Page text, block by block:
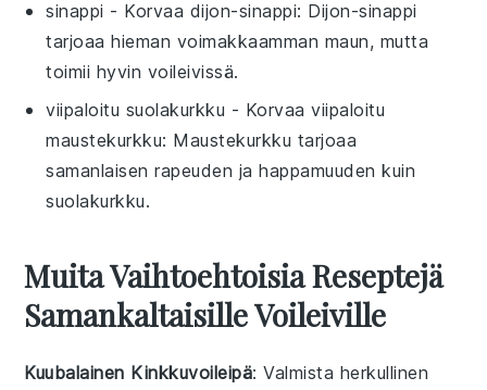
sinappi - Korvaa dijon-sinappi: Dijon-sinappi
tarjoaa hieman voimakkaamman maun, mutta
toimii hyvin voileivissä.
viipaloitu suolakurkku - Korvaaviipaloitu
maustekurkku: Maustekurkku tarjoaa
samanlaisen rapeuden ja happamuuden kuin
suolakurkku.
Muita Vaihtoehtoisia Reseptejä
Samankaltaisille Voileiville
Kuubalainen Kinkkuvoileipä: Valmista herkullinen